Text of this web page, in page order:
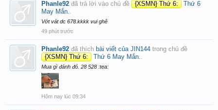
Phanle92 đã trả lời vào chủ đề {XSMN} Thứ 6:
Thứ 6
May Mắn..
Vớt vát dc 678.kkkk vui ghê
49 phút trước
Phanle92 đã thích bài viết của JIN144 trong chủ đề
{XSMN} Thứ 6:
Thứ 6 May Mắn..
Mua gì đánh đó. 28 528 :tea:
Hôm nay lúc 09:34